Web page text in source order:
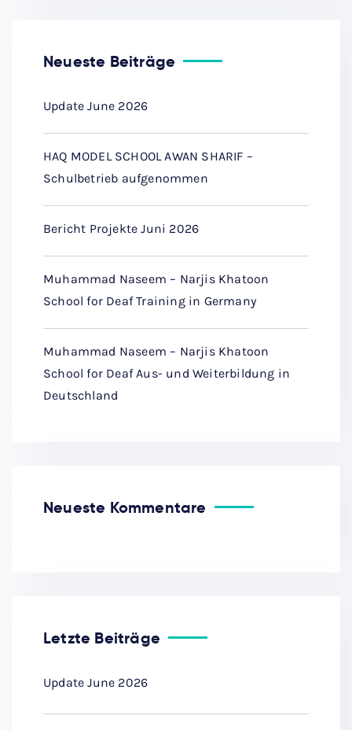
Neueste Beiträge
Update June 2026
HAQ MODEL SCHOOL AWAN SHARIF –
Schulbetrieb aufgenommen
Bericht Projekte Juni 2026
Muhammad Naseem – Narjis Khatoon
School for Deaf Training in Germany
Muhammad Naseem – Narjis Khatoon
School for Deaf Aus- und Weiterbildung in
Deutschland
Neueste Kommentare
Letzte Beiträge
Update June 2026